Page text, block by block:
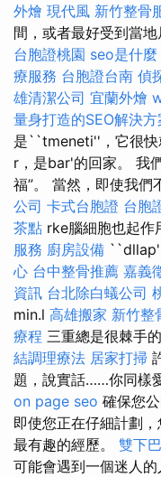
外燴 現代風 新竹整骨
間，或者最好受到當地
台胞證桃園 seo是什麼
療服務 台胞證台南 偵
雄清潔公司 宜蘭外燴
量身打造的SEO解決方
是``tmeneti''，它很快
r，是bar'的回家。 我
福”。 當然，即使我們
公司 卡式台胞證 台胞
茶點 rke腦細胞也起作
服務 廚房設備
心 台中整骨推薦 嘉義
資訊 台北除白蟻公司
min.l 高雄搬家 新竹整
療程 三重總是很棘手
結調理療法 居家打掃
題，說實話……你同樣
on page seo 確保您
即使您正在仔細計劃
最有趣的經歷。 雙下
可能會遇到一個迷人